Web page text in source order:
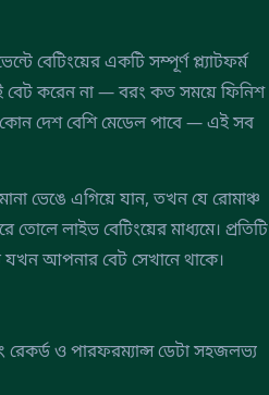
বেটিংয়ের একটি সম্পূর্ণ প্ল্যাটফর্ম
বেট করেন না — বরং কত সময়ে ফিনিশ
কোন দেশ বেশি মেডেল পাবে — এই সব
ভেঙে এগিয়ে যান, তখন যে রোমাঞ্চ
লাইভ বেটিংয়ের মাধ্যমে। প্রতিটি
যখন আপনার বেট সেখানে থাকে।
রেকর্ড ও পারফরম্যান্স ডেটা সহজলভ্য